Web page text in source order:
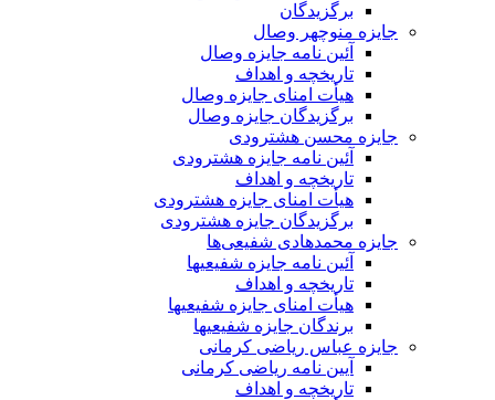
برگزیدگان
جایزه منوچهر وصال
آئین نامه جایزه وصال
تاریخچه و اهداف
هیأت امنای جایزه وصال
برگزیدگان جایزه وصال
جایزه محسن هشترودی
آئین نامه جایزه هشترودی
تاریخچه و اهداف
هیأت امنای جایزه هشترودی
برگزیدگان جایزه هشترودی
جایزه محمدهادی شفیعی‌ها
آئین نامه جایزه شفیعیها
تاریخچه و اهداف
هیأت امنای جایزه شفیعیها
برندگان جایزه شفیعیها
جایزه عباس ریاضی کرمانی
آیین نامه ریاضی کرمانی
تاریخچه و اهداف